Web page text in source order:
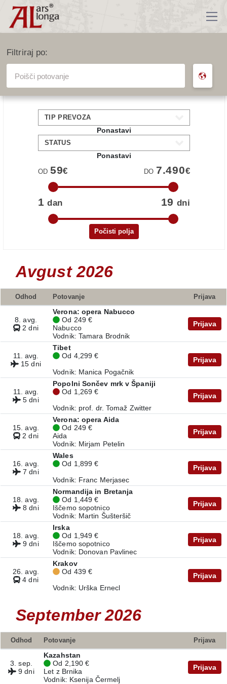
Filtriraj po:
VSA POTOVANJA
TIP PREVOZA
Ponastavi
STATUS
Ponastavi
OD 59€ DO 7.490€
1 dan 19 dni
Počisti polja
Avgust 2026
Odhod Potovanje Prijava
8. avg.
2 dni
Verona: opera Nabucco
Od 249 €
Nabucco
Vodnik: Tamara Brodnik
Prijava
11. avg.
15 dni
Tibet
Od 4,299 €
Vodnik: Manica Pogačnik
Prijava
11. avg.
5 dni
Popolni Sončev mrk v Španiji
Od 1,269 €
Vodnik: prof. dr. Tomaž Zwitter
Prijava
15. avg.
2 dni
Verona: opera Aida
Od 249 €
Aida
Vodnik: Mirjam Petelin
Prijava
16. avg.
7 dni
Wales
Od 1,899 €
Vodnik: Franc Merjasec
Prijava
18. avg.
8 dni
Normandija in Bretanja
Od 1,449 €
Iščemo sopotnico
Vodnik: Martin Šušteršič
Prijava
18. avg.
9 dni
Irska
Od 1,949 €
Iščemo sopotnico
Vodnik: Donovan Pavlinec
Prijava
26. avg.
4 dni
Krakov
Od 439 €
Vodnik: Urška Ernecl
Prijava
September 2026
Odhod Potovanje Prijava
3. sep.
9 dni
Kazahstan
Od 2,190 €
Let z Brnika
Vodnik: Ksenija Čermelj
Prijava